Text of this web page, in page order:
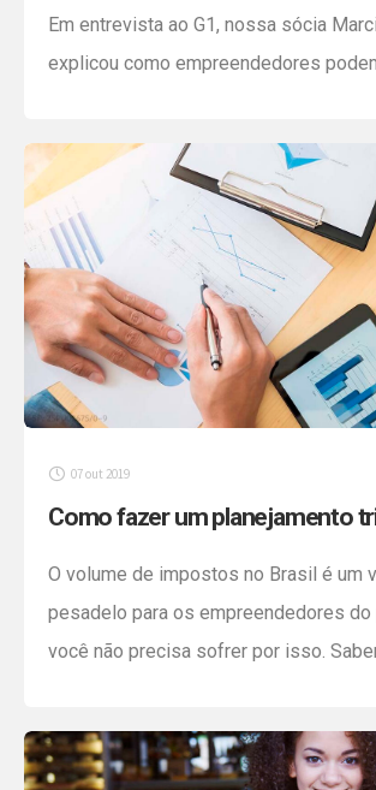
Em entrevista ao G1, nossa sócia
explicou como empreendedores
(MEIs). Os MEIs são alvos
como cobranças indevidas, sites
de empréstimos fraudulentos. Neste
reunimos os 5 golpes mais […]
07 out 2019
Como fazer um planejamento
O volume de impostos no Brasil é um
pesadelo para os empreendedores do
você não precisa sofrer por isso.
contador pode te ajudar a lidar com
Por mais que os regimes tributários